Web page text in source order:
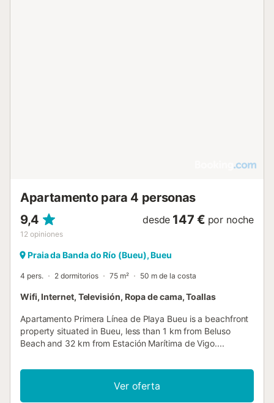
Apartamento para 4 personas
9,4
12 opiniones
desde 147 € por noche
Praia da Banda do Río (Bueu), Bueu
4 pers. 2 dormitorios 75 m² 50 m de la costa
Wifi, Internet, Televisión, Ropa de cama, Toallas
Apartamento Primera Línea de Playa Bueu is a beachfront
property situated in Bueu, less than 1 km from Beluso
Beach and 32 km from Estación Marítima de Vigo....
Ver oferta